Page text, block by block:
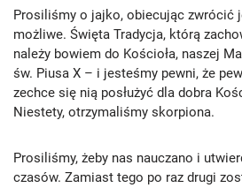
Prosiliśmy o jajko, obiecując zwrócić
możliwe. Święta Tradycja, którą
należy bowiem do Kościoła, naszej
św. Piusa X – i jesteśmy pewni, że
zechce się nią posłużyć dla dobra
Niestety, otrzymaliśmy skorpiona.
Prosiliśmy, żeby nas nauczano i
czasów. Zamiast tego po raz drugi